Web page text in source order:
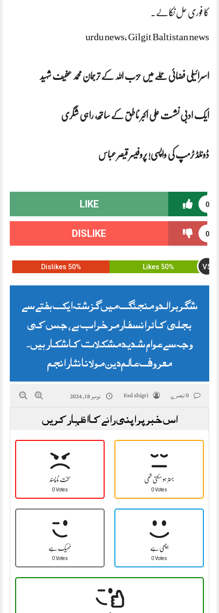
کا فوری حل نکالے۔
urdu news, Gilgit Baltistan news
اسرائیلی فضائی حملے میں حزب اللہ کے ترجمان محمد عفیف شہید
ایک ادبی نشست علی اکبر ناطق کے ساتھ، راہی شگری
ڈونلڈ ٹرمپ کی واپسی! پروفیسر قیصر عباس
0
LIKE
0
DISLIKE
50% Likes VS
50% Dislikes
شگربرالدو منجنگ میں گزشتہ ایک ہفتے سے
بجلی کا ٹرانسفارمر خراب ہے، جس کی
وجہ سے عوام شدید مشکلات کا شکار ہیں۔
معروف عالم دین مولانا نثار انجم
Esd shigri نومبر 18, 2024
اس خبر پر اپنی رائے کا اظہار کریں
سخت نا پسند
0 Votes
بہتر ہو سکتی تھی
0 Votes
ٹھیک ہے
0 Votes
اچھی ہے
0 Votes